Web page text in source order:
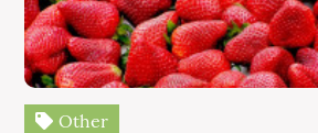
Other